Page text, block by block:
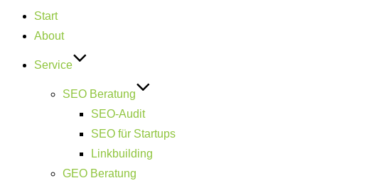
springen
Start
About
Service
SEO Beratung
SEO-Audit
SEO für Startups
Linkbuilding
GEO Beratung